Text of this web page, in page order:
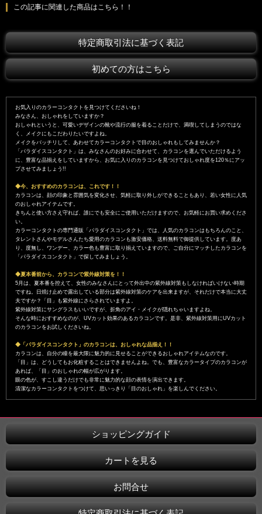
この記事に関連した商品はこちら！！
特定商取引法に基づく表記
初めての方はこちら
お気入りのカラーコンタクトを見つけてくださいね！
みなさん、おしゃれをしていますか？
おしゃれというと、可愛いデザインの靴や流行の服を着ることだけで、満喫してしまうのではな
く、メイクにもこだわりたいですよね。
メイクをバッチリして、あわせてカラーコンタクトで目のおしゃれもしてみませんか？
「パラダイスコンタクト」は、みなさんのお好みに合わせて、カラコンを選んでいただけるよう
に、豊富な品揃えをしていますから、お気に入りのカラコンを見つけておしゃれ度を120％にアッ
プさせてみましょう!!
◆今、おすすめのカラコンは、これです！！
カラコンは、顔の印象と雰囲気を変化させ、気軽に取り外しができることもあり、若い女性に人気
のおしゃれアイテムです。
きちんと使い方さえ守れば、誰にでも安全にご使用いただけますので、お気軽にお買い求めくださ
い。
カラーコンタクトの専門通販「パラダイスコンタクト」では、人気のカラコンはもちろんのこと、
タレントさんやモデルさんたち愛用のカラコンも激安価格、送料無料で御提供しています。度あ
り、度無し、ワンデー、カラー色も豊富に取り揃えていますので、ご自分にマッチしたカラコンを
「パラダイスコンタクト」で探してみましょう。
◆夏本番前から、カラコンで紫外線対策を！！
5月は、夏本番を控えて、女性のみなさんにとって外出中の紫外線対策もしなければいけない時期
ですね。日焼け止めで露出している部分は紫外線対策のケアを出来ますが、それだけで本当に大丈
夫ですか？「目」も紫外線にさらされていますよ。
紫外線対策にサングラスもいいですが、折角のアイ・メイクが隠れちゃいますよね。
そんな時におすすめなのが、UVカット効果のあるカラコンです。是非、紫外線対策用にUVカット
のカラコンをお試しくださいね。
◆「パラダイスコンタクト」のカラコンは、おしゃれな品揃え！！
カラコンは、自分の瞳を最大限に魅力的に見せることができるおしゃれアイテムなのです。
「目」は、どうしてもお化粧することはできませんよね。でも、豊富なカラータイプのカラコンが
あれば、「目」のおしゃれの幅が広がります。
眼の色が、すこし違うだけでも非常に魅力的な顔の表情を演出できます。
清潔なカラーコンタクトをつけて、思いっきり「目のおしゃれ」を楽しんでください。
ショッピングガイド
カートを見る
お問合せ